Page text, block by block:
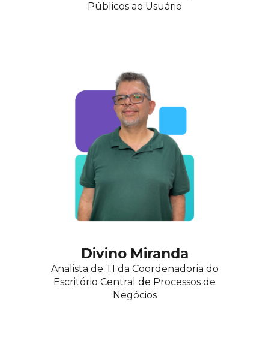
Públicos ao Usuário
Divino Miranda
Analista de TI da Coordenadoria do
Escritório Central de Processos de
Negócios